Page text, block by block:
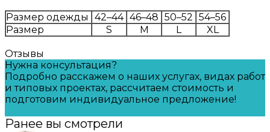
Размер одежды 42–44 46–48 50–52 54–56
Размер
S M L XL
Отзывы
Нужна консультация?
Подробно расскажем о наших услугах, видах работ
и типовых проектах, рассчитаем стоимость и
подготовим индивидуальное предложение!
Ранее вы смотрели